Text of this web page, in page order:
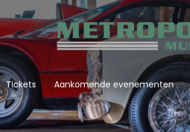
Tickets Aankomende evenementen